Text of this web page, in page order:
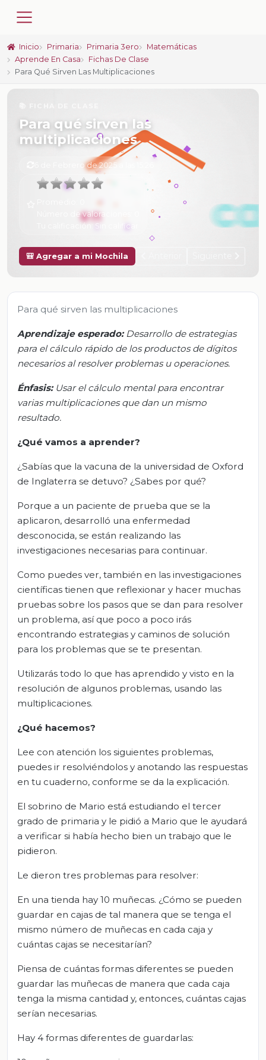
Inicio Primaria Primaria 3ero
Matemáticas
Aprende En Casa
Fichas De Clase
Para Qué Sirven Las Multiplicaciones
Para qué sirven las
multiplicaciones
6 de Febrero de 2025 a las 15:26
Número de valoraciones:
Tu calificación: Sin calificar
🎒 Agregar a mi Mochila
Para qué sirven las multiplicaciones
Aprendizaje esperado:Desarrollo de estrategias
para el cálculo rápido de los productos de dígitos
necesarios al resolver problemas u operaciones.
Énfasis: Usar el cálculo mental para encontrar
varias multiplicaciones que dan un mismo
resultado.
¿Qué vamos a aprender?
¿Sabías que la vacuna de la universidad de Oxford
de Inglaterra se detuvo? ¿Sabes por qué?
Porque a un paciente de prueba que se la
aplicaron, desarrolló una enfermedad
desconocida, se están realizando las
investigaciones necesarias para continuar.
Como puedes ver, también en las investigaciones
científicas tienen que reflexionar y hacer muchas
pruebas sobre los pasos que se dan para resolver
un problema, así que poco a poco irás
encontrando estrategias y caminos de solución
para los problemas que se te presentan.
Utilizarás todo lo que has aprendido y visto en la
resolución de algunos problemas, usando las
multiplicaciones.
¿Qué hacemos?
Lee con atención los siguientes problemas,
puedes ir resolviéndolos y anotando las respuestas
en tu cuaderno, conforme se da la explicación.
El sobrino de Mario está estudiando el tercer
grado de primaria y le pidió a Mario que le ayudará
a verificar si había hecho bien un trabajo que le
pidieron.
Le dieron tres problemas para resolver:
En una tienda hay 10 muñecas. ¿Cómo se pueden
guardar en cajas de tal manera que se tenga el
mismo número de muñecas en cada caja y
cuántas cajas se necesitarían?
Piensa de cuántas formas diferentes se pueden
guardar las muñecas de manera que cada caja
tenga la misma cantidad y, entonces, cuántas cajas
serían necesarias.
Hay 4 formas diferentes de guardarlas: